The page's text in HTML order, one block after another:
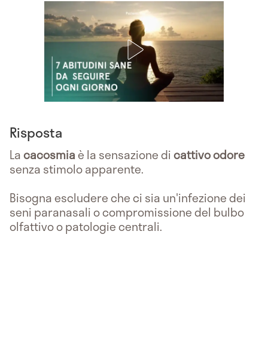
Risposta
Lacacosmiaè la sensazione dicattivo odore
senza stimolo apparente.
Bisogna escludere che ci sia un'infezione dei
seni paranasali o compromissione del bulbo
olfattivo o patologie centrali.